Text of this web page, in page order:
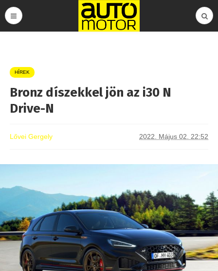
HÍREK
Bronz díszekkel jön az i30 N
Drive-N
Lővei Gergely 2022. Május 02. 22:52